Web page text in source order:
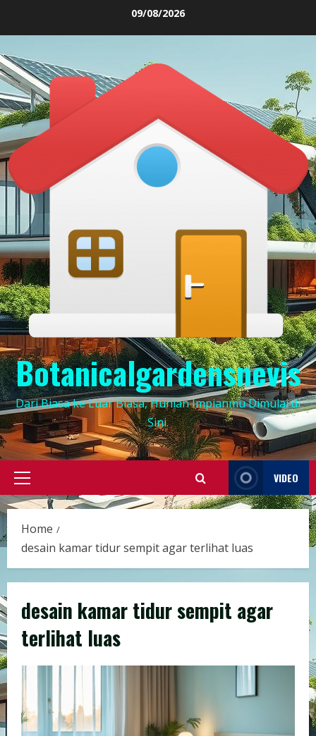
09/08/2026
Botanicalgardensnevis
Dari Biasa ke Luar Biasa, Hunian Impianmu Dimulai di
Sini.
Primary
Menu
VIDEO
Home
desain kamar tidur sempit agar terlihat luas
desain kamar tidur sempit agar
terlihat luas